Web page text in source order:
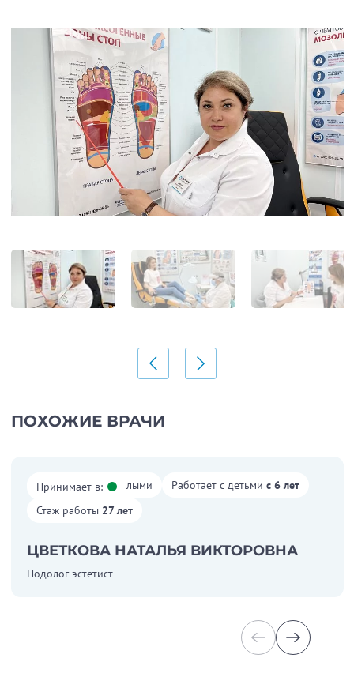
ПОХОЖИЕ ВРАЧИ
Принимает в:
Работает со взрослыми Работает с детьми с 6 лет
Стаж работы 27 лет
ЦВЕТКОВА НАТАЛЬЯ ВИКТОРОВНА
Подолог-эстетист